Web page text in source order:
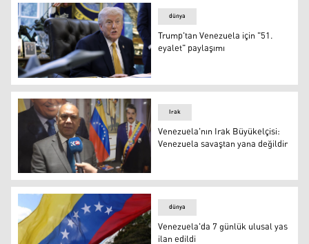
Trump'tan Venezuela için "51. eyalet" paylaşımı
dünya
Trump'tan Venezuela için "51.
eyalet" paylaşımı
Venezuela'nın Irak Büyükelçisi Arturo Anibal Gallegos
Irak
Venezuela'nın Irak Büyükelçisi:
Venezuela savaştan yana değildir
dünya
Venezuela'da 7 günlük ulusal yas
ilan edildi